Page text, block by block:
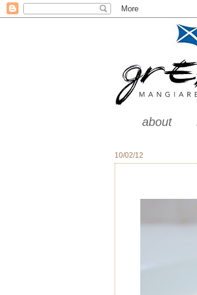
about
10/02/12